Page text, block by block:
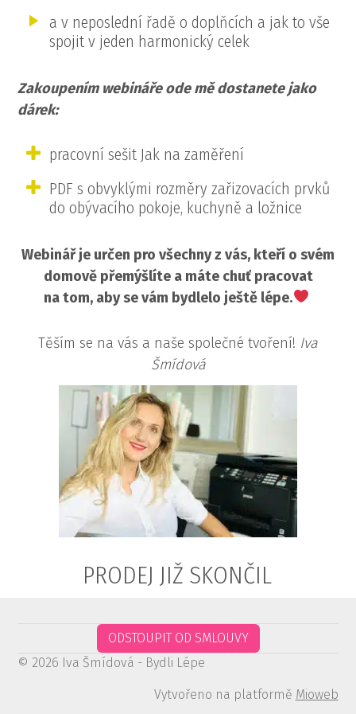
a v neposlední řadě o doplňcích a jak to vše
spojit v jeden harmonický celek
Zakoupením webináře ode mě dostanete jako
dárek:
pracovní sešit Jak na zaměření
PDF s obvyklými rozměry zařizovacích prvků
do obývacího pokoje, kuchyně a ložnice
Webinář je určen pro všechny z vás, kteří o svém
domově přemýšlíte a máte chuť pracovat
na tom, aby se vám bydlelo ještě lépe.
Těším se na vás a naše společné tvoření! Iva
Šmídová
PRODEJ JIŽ SKONČIL
ODSTOUPIT OD SMLOUVY
© 2026 Iva Šmídová - Bydli Lépe
Vytvořeno na platformě Mioweb